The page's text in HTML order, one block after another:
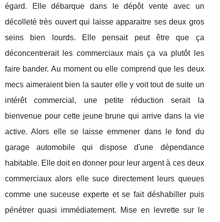
égard. Elle débarque dans le dépôt vente avec un
décolleté très ouvert qui laisse apparaitre ses deux gros
seins bien lourds. Elle pensait peut être que ça
déconcentrerait les commerciaux mais ça va plutôt les
faire bander. Au moment ou elle comprend que les deux
mecs aimeraient bien la sauter elle y voit tout de suite un
intérêt commercial, une petite réduction serait la
bienvenue pour cette jeune brune qui arrive dans la vie
active. Alors elle se laisse emmener dans le fond du
garage automobile qui dispose d'une dépendance
habitable. Elle doit en donner pour leur argent à ces deux
commerciaux alors elle suce directement leurs queues
comme une suceuse experte et se fait déshabiller puis
pénétrer quasi immédiatement. Mise en levrette sur le